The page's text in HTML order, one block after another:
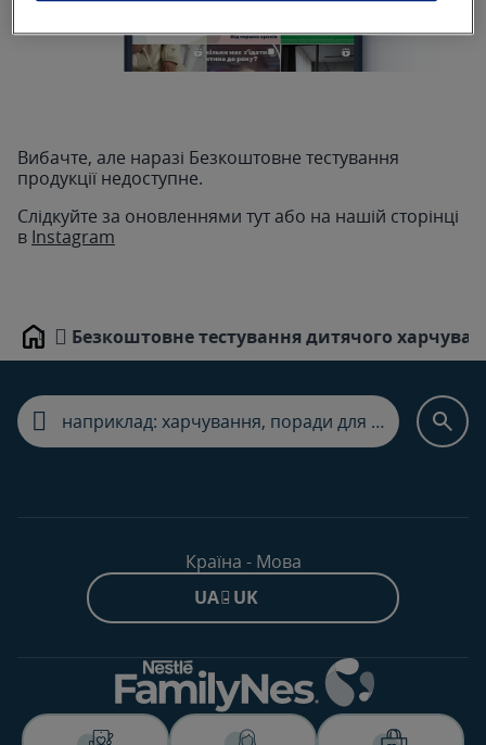
Вибачте, але наразі Безкоштовне тестування
продукції недоступне.
Слідкуйте за оновленнями тут або на нашій сторінці
в Instagram
Home Безкоштовне тестування дитячого
Країна - Мова
UA - UK